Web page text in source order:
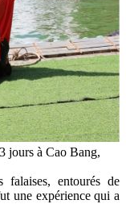
jours à Cao Bang,
falaises, entourés de
une expérience qui a